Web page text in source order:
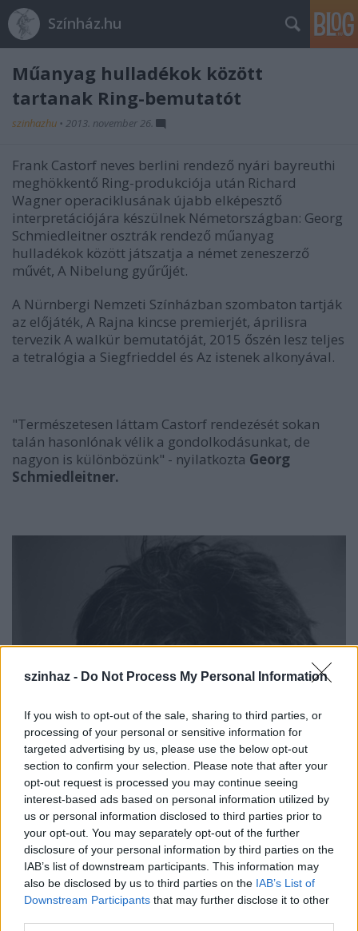
szinhaz - Do Not Process My Personal Information
If you wish to opt-out of the sale, sharing to third parties, or
processing of your personal or sensitive information for
targeted advertising by us, please use the below opt-out
section to confirm your selection. Please note that after your
opt-out request is processed you may continue seeing
interest-based ads based on personal information utilized by
us or personal information disclosed to third parties prior to
your opt-out. You may separately opt-out of the further
disclosure of your personal information by third parties on the
IAB’s list of downstream participants. This information may
also be disclosed by us to third parties on the IAB’s List of
Downstream Participants that may further disclose it to other
Színház.hu
Műanyag hulladékok között
tartanak Ring-bemutatót
szinhazhu • 2013. november 26.
Frank Castorf neves berlini rendező nyári bayreuthi
meghökkentő Ring-produkciója után Richard
Wagner operaciklusának újabb elképesztő
interpretációjára készülnek Németországban: Georg
Schmiedleitner osztrák rendező műanyag
hulladékok között játszatja a német zeneszerző
művét, A Nibelung gyűrűjét.
A Nürnbergi Nemzeti Színházban szombaton tartják
az előjáték, A Rajna kincse premierjét, áprilisra
tervezik A walkür bemutatóját, 2015 őszén lesz teljes
a tetralógia a Siegfrieddel és Az istenek alkonyával.
"Természetesen láttam Castorf rendezését sokan
talán hasonlónak vélik a gondolkodásunkat, de
nagyon is különbözünk" - nyilatkozta Georg
Schmiedleitner.